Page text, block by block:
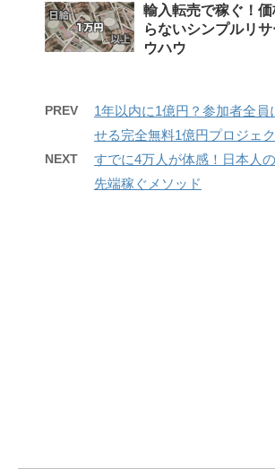
輸入転売で稼ぐ！
らないシンプルリ
ウハウ
PREV
1年以内に1億円？参加者全員
せる完全無料1億円プロジェ
NEXT
すでに4万人が体感！日本人
先端稼ぐメソッド